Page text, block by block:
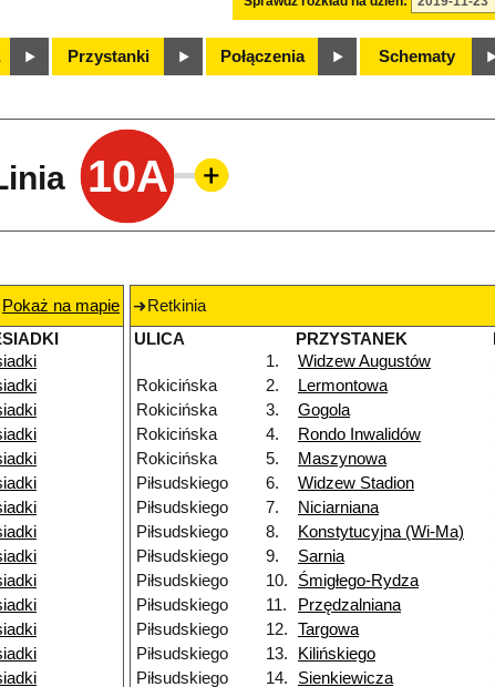
Przystanki Połączenia Schematy
10A
Pokaż na mapie
Retkinia
ULICA
PRZYSTANEK
1.
Widzew Augustów
Rokicińska
2. Lermontowa
Rokicińska
3. Gogola
Rokicińska
4. Rondo Inwalidów
Rokicińska
5. Maszynowa
Piłsudskiego
6. Widzew Stadion
Piłsudskiego
7. Niciarniana
Piłsudskiego
8. Konstytucyjna (Wi-Ma)
Piłsudskiego
9. Sarnia
Piłsudskiego
10. Śmigłego-Rydza
Piłsudskiego
11. Przędzalniana
Piłsudskiego
12. Targowa
Piłsudskiego
13. Kilińskiego
Piłsudskiego
14. Sienkiewicza